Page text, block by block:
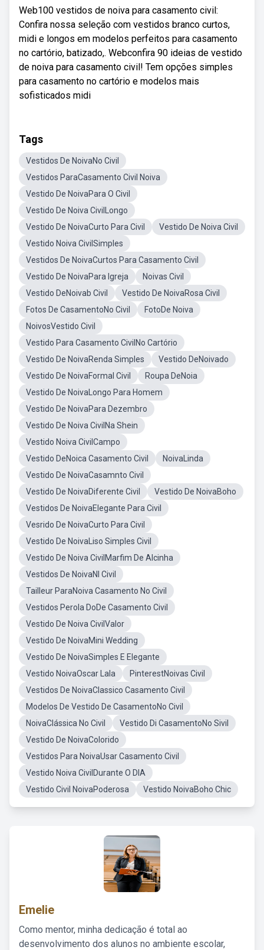
Web100 vestidos de noiva para casamento civil:
Confira nossa seleção com vestidos branco curtos,
midi e longos em modelos perfeitos para casamento
no cartório, batizado,. Webconfira 90 ideias de vestido
de noiva para casamento civil! Tem opções simples
para casamento no cartório e modelos mais
sofisticados midi
Tags
Vestidos De NoivaNo Civil
Vestidos ParaCasamento Civil Noiva
Vestido De NoivaPara O Civil
Vestido De Noiva CivilLongo
Vestido De NoivaCurto Para Civil
Vestido De Noiva Civil
Vestido Noiva CivilSimples
Vestidos De NoivaCurtos Para Casamento Civil
Vestido De NoivaPara Igreja
Noivas Civil
Vestido DeNoivab Civil
Vestido De NoivaRosa Civil
Fotos De CasamentoNo Civil
FotoDe Noiva
NoivosVestido Civil
Vestido Para Casamento CivilNo Cartório
Vestido De NoivaRenda Simples
Vestido DeNoivado
Vestido De NoivaFormal Civil
Roupa DeNoia
Vestido De NoivaLongo Para Homem
Vestido De NoivaPara Dezembro
Vestido De Noiva CivilNa Shein
Vestido Noiva CivilCampo
Vestido DeNoica Casamento Civil
NoivaLinda
Vestido De NoivaCasamnto Civil
Vestido De NoivaDiferente Civil
Vestido De NoivaBoho
Vestidos De NoivaElegante Para Civil
Vesrido De NoivaCurto Para Civil
Vestido De NoivaLiso Simples Civil
Vestido De Noiva CivilMarfim De Alcinha
Vestidos De NoivaNI Civil
Tailleur ParaNoiva Casamento No Civil
Vestidos Perola DoDe Casamento Civil
Vestido De Noiva CivilValor
Vestido De NoivaMini Wedding
Vestido De NoivaSimples E Elegante
Vestido NoivaOscar Lala
PinterestNoivas Civil
Vestidos De NoivaClassico Casamento Civil
Modelos De Vestido De CasamentoNo Civil
NoivaClássica No Civil
Vestido Di CasamentoNo Sivil
Vestido De NoivaColorido
Vestidos Para NoivaUsar Casamento Civil
Vestido Noiva CivilDurante O DIA
Vestido Civil NoivaPoderosa
Vestido NoivaBoho Chic
Emelie
Como mentor, minha dedicação é total ao
desenvolvimento dos alunos no ambiente escolar,